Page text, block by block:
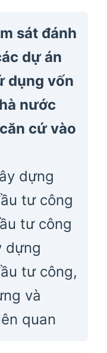
sát đánh
dự án
dụng vốn
nước
cứ vào
dựng
tư công
tư công
dựng
tư công,
và
quan